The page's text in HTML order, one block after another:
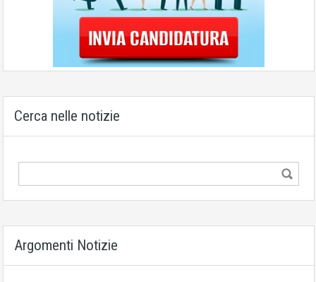
Cerca nelle notizie
Argomenti Notizie